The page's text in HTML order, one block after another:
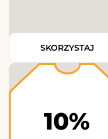
SKORZYSTAJ
10%